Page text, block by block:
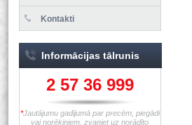
Kontakti
Informācijas tālrunis
2 57 36 999
*Jautājumu gadījumā par precēm, piegādi
vai norēķiniem, zvaniet uz norādīto